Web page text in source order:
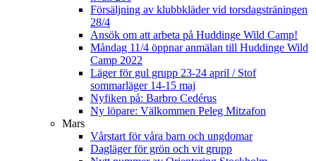
Försäljning av klubbkläder vid torsdagsträningen
28/4
Ansök om att arbeta på Huddinge Wild Camp!
Måndag 11/4 öppnar anmälan till Huddinge Wild
Camp 2022
Läger för gul grupp 23-24 april / Stof
sommarläger 14-15 maj
Nyfiken på: Barbro Cedérus
Ny löpare: Välkommen Peleg Mitzafon
Mars
Vårstart för våra barn och ungdomar
Dagläger för grön och vit grupp